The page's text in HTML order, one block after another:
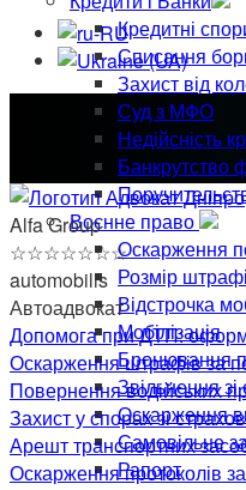
Кредитні
Списання
Захист від
Суд з МФО
Недійсність
Банкрутство
Воєнне право
Оскарження
Розмір
Відстрочка
Мобілізація
Бронювання
Звільнення
Оскарження
Самовільне
Рапорт
Alfa Group
☆☆☆☆☆☆☆
automobilis
Автоадвокат
Допомога при ДТП:
Оскарження штрафів за
Повернення водійських
Захист у спорах зі
Арешт транспортних
Оскарження протоколів